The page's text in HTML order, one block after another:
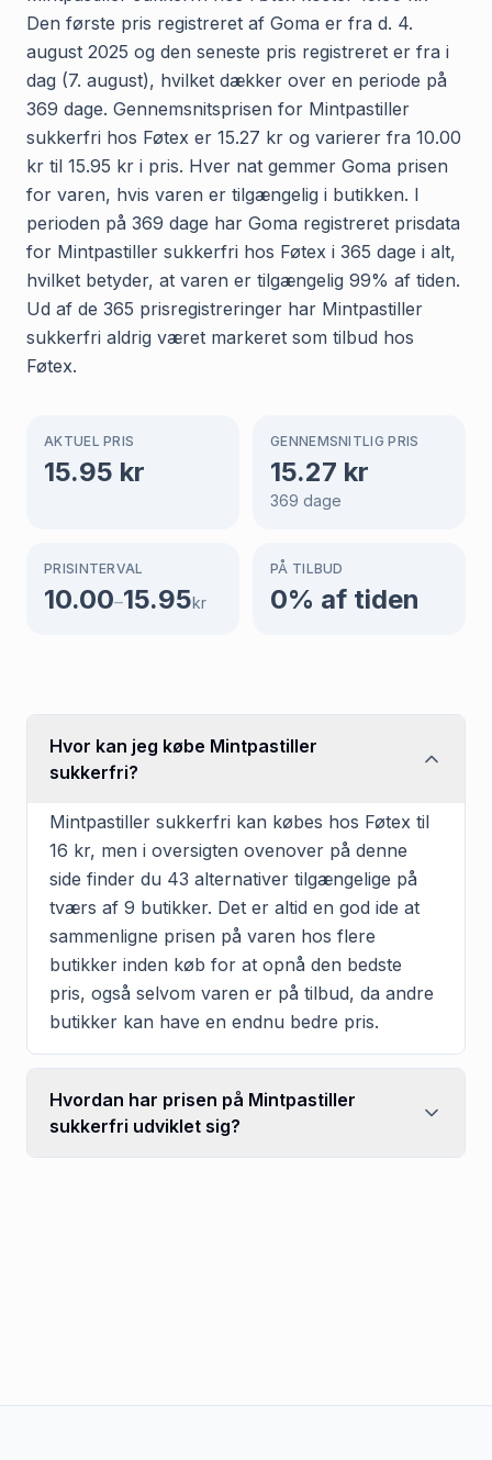
Den første pris registreret af Goma er fra d. 4.
august 2025 og den seneste pris registreret er fra i
dag (7. august), hvilket dækker over en periode på
369 dage. Gennemsnitsprisen for Mintpastiller
sukkerfri hos Føtex er 15.27 kr og varierer fra 10.00
kr til 15.95 kr i pris. Hver nat gemmer Goma prisen
for varen, hvis varen er tilgængelig i butikken. I
perioden på 369 dage har Goma registreret prisdata
for Mintpastiller sukkerfri hos Føtex i 365 dage i alt,
hvilket betyder, at varen er tilgængelig 99% af tiden.
Ud af de 365 prisregistreringer har Mintpastiller
sukkerfri aldrig været markeret som tilbud hos
Føtex.
AKTUEL PRIS
15.95 kr
GENNEMSNITLIG PRIS
15.27 kr
369 dage
PRISINTERVAL
10.00–15.95kr
PÅ TILBUD
0% af tiden
Hvor kan jeg købe Mintpastiller
sukkerfri?
Mintpastiller sukkerfri kan købes hos Føtex til
16 kr, men i oversigten ovenover på denne
side finder du 43 alternativer tilgængelige på
tværs af 9 butikker. Det er altid en god ide at
sammenligne prisen på varen hos flere
butikker inden køb for at opnå den bedste
pris, også selvom varen er på tilbud, da andre
butikker kan have en endnu bedre pris.
Hvordan har prisen på Mintpastiller
sukkerfri udviklet sig?